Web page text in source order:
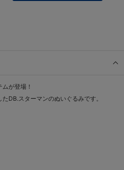
が登場！
DB.スターマンのぬいぐるみです。